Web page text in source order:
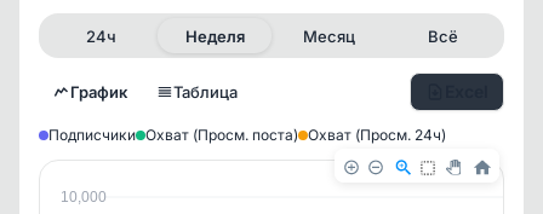
24ч Неделя Месяц Всё
График Таблица
Подписчики Охват (Просм. поста) Охват (Просм. 24ч)
10,000